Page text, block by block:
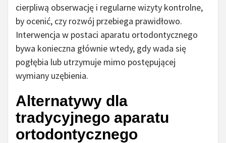
cierpliwą obserwację i regularne wizyty kontrolne,
by ocenić, czy rozwój przebiega prawidłowo.
Interwencja w postaci aparatu ortodontycznego
bywa konieczna głównie wtedy, gdy wada się
pogłębia lub utrzymuje mimo postępującej
wymiany uzębienia.
Alternatywy dla
tradycyjnego aparatu
ortodontycznego